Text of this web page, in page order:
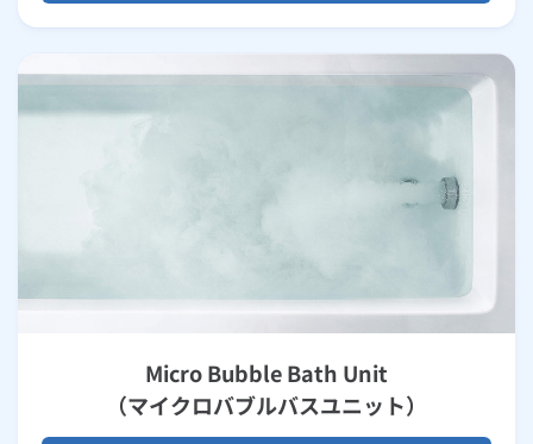
Micro Bubble Bath Unit
（マイクロバブルバスユニット）